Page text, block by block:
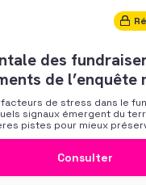
des
de l’enquête
de stress dans le
signaux émergent du
pistes pour mieux
L’AFF vous propose un
des mécanismes
Consulter